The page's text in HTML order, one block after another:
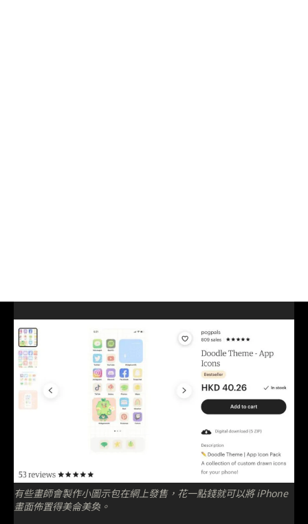
有些畫師會製作小圖示包在網上發售，花一點錢就可以將 iPhone
畫面佈置得美侖美奐。